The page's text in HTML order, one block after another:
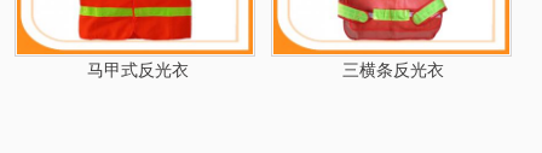
马甲式反光衣 三横条反光衣